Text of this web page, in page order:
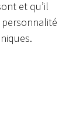
et qu’il